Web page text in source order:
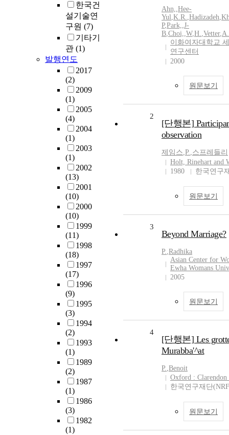
한국건
설기술연
구원 (7)
기타기
관 (1)
발행연도
2017
(2)
2009
(1)
2005
(4)
2004
(1)
2003
(1)
2002
(13)
2001
(10)
2000
(10)
1999
(11)
1998
(18)
1997
(17)
1996
(9)
1995
(3)
1994
(2)
1993
(1)
1989
(2)
1987
(1)
1986
(3)
1982
(1)
Ahn,,Hee-
Yul,K.R.,Hadizadeh,
P,Park,,J-
B,Choi,,W,H.,Vetter,A.
이화여자대학교
연구센터
2000
원문보기
2
[단행본]
observation
제임스,P.,스프레들리
Holt, Rinehart and
1980
한국연구
원문보기
3
Beyond Marriage?
P.,Radhika
Asian Center for
Ewha Womans
2005
원문보기
4
[단행본] Les
Murabba'^at
P.,Benoit
Oxford : Clarendon
한국연구재단
원문보기